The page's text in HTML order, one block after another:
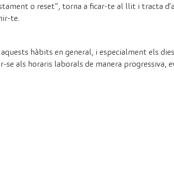
o reset”, torna a ficar-te al llit i tracta
te.
hàbits en general, i especialment els
als horaris laborals de manera progressiva,